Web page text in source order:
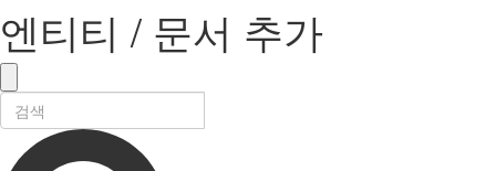
엔티티 / 문서 추가